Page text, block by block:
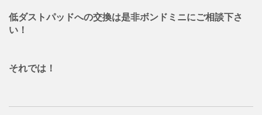
低ダストパッドへの交換は是非ボンドミニにご相談下さ
い！
それでは！